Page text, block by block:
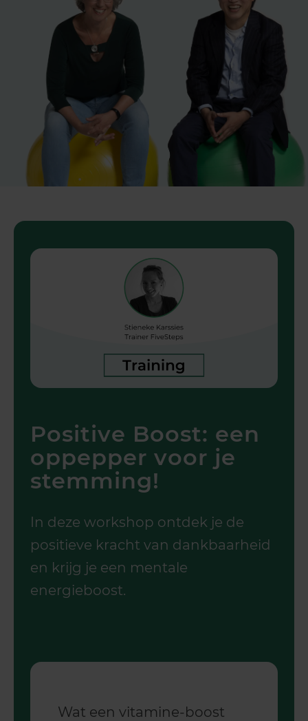
Positive Boost: een
oppepper voor je
stemming!
In deze workshop ontdek je de
positieve kracht van dankbaarheid
en krijg je een mentale
energieboost.
Wat een vitamine-boost